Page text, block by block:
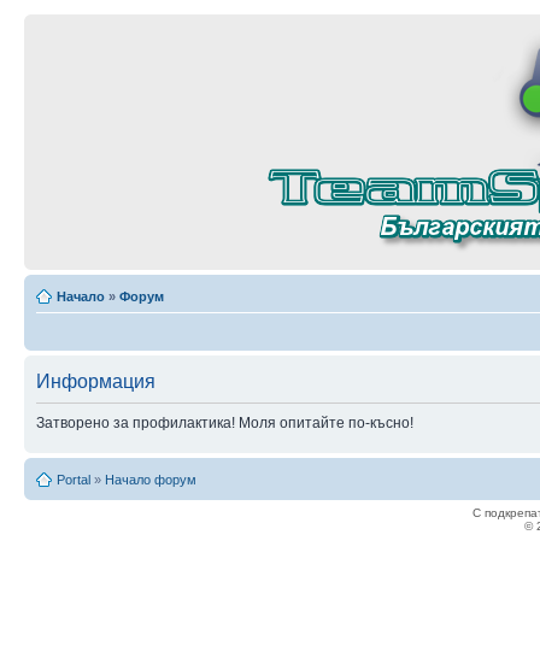
Начало » Форум
Информация
Затворено за профилактика! Моля опитайте по-късно!
Portal » Начало форум
С
©